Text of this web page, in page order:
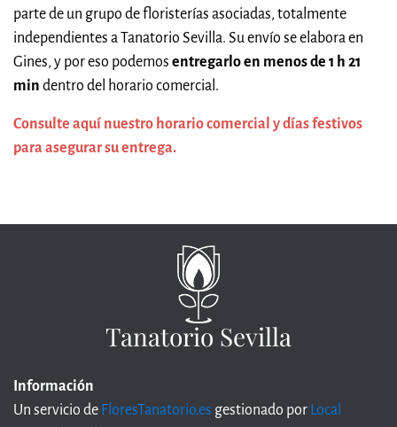
parte de un grupo de floristerías asociadas, totalmente
independientes a Tanatorio Sevilla. Su envío se elabora en
Gines, y por eso podemos entregarlo en menos de 1 h 21
min dentro del horario comercial.
Consulte aquí nuestro horario comercial y días festivos
para asegurar su entrega.
Tanatorio Sevilla
Información
Un servicio de FloresTanatorio.es gestionado por Local